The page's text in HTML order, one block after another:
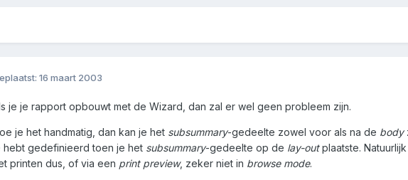
16 maart 2003
je je rapport opbouwt met de Wizard, dan zal er wel geen probleem zijn.
je het handmatig, dan kan je het subsummary-gedeelte zowel voor als na de body
hebt gedefinieerd toen je het subsummary-gedeelte op de lay-outplaatste.
printen dus, of via een print preview, zeker niet in browse mode.